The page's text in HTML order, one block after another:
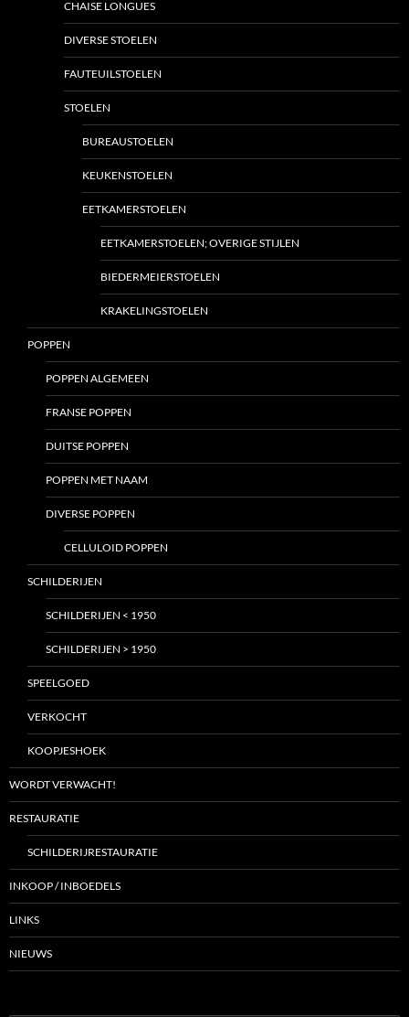
CHAISE LONGUES
DIVERSE STOELEN
FAUTEUILSTOELEN
STOELEN
BUREAUSTOELEN
KEUKENSTOELEN
EETKAMERSTOELEN
EETKAMERSTOELEN; OVERIGE STIJLEN
BIEDERMEIERSTOELEN
KRAKELINGSTOELEN
POPPEN
POPPEN ALGEMEEN
FRANSE POPPEN
DUITSE POPPEN
POPPEN MET NAAM
DIVERSE POPPEN
CELLULOID POPPEN
SCHILDERIJEN
SCHILDERIJEN < 1950
SCHILDERIJEN > 1950
SPEELGOED
VERKOCHT
KOOPJESHOEK
WORDT VERWACHT!
RESTAURATIE
SCHILDERIJRESTAURATIE
INKOOP / INBOEDELS
LINKS
NIEUWS